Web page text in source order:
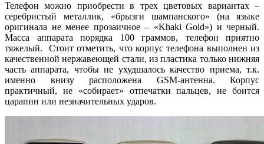
Телефон можно приобрести в трех цветовых вариантах –
серебристый металлик, «брызги шампанского» (на языке
оригинала не менее прозаичное – «Khaki Gold») и черный.
Масса аппарата порядка 100 граммов, телефон приятно
тяжелый. Стоит отметить, что корпус телефона выполнен из
качественной нержавеющей стали, из пластика только нижняя
часть аппарата, чтобы не ухудшалось качество приема, т.к.
именно внизу расположена GSM-антенна. Корпус
практичный, не «собирает» отпечатки пальцев, не боится
царапин или незначительных ударов.